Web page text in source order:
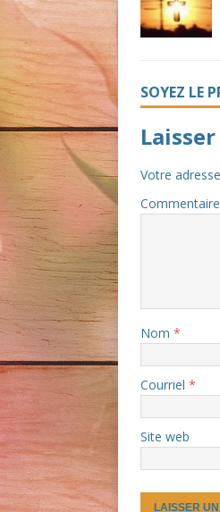
SOYEZ LE
Votre
Commentaire
Nom *
Courriel *
Site web